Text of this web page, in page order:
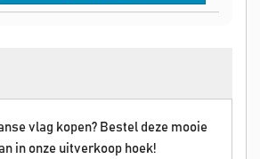
vlag kopen? Bestel deze mooie
in onze uitverkoop hoek!